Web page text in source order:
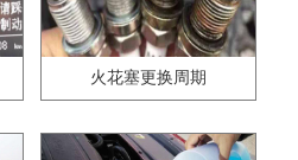
火花塞更换周期